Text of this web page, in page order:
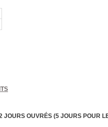
JOURS OUVRÉS (5 JOURS POUR